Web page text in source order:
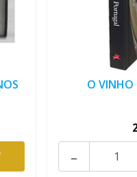
O VINHO
-